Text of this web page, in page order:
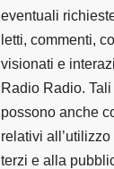
eventuali
letti, commenti,
visionati e
Radio Radio.
possono anche
relativi
terzi e alla